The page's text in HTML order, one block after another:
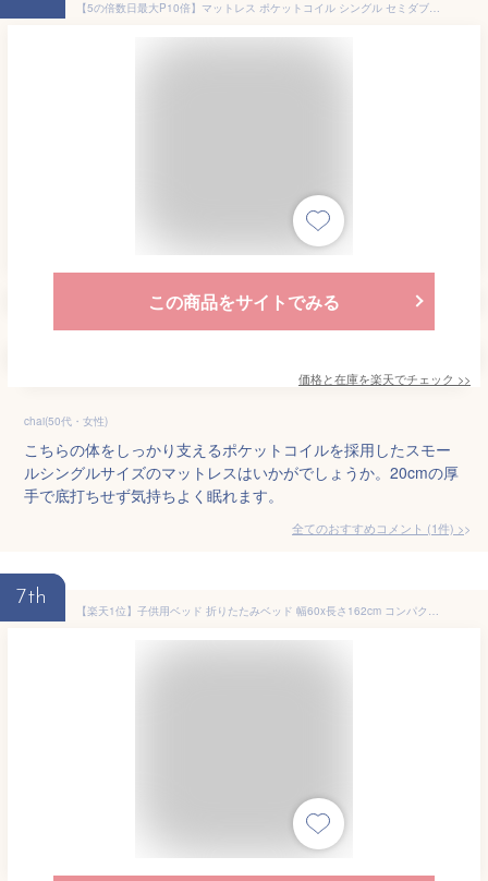
【5の倍数日最大P10倍】マットレス ポケットコイル シングル セミダブル ダブル スモールシングル セミシングル 3ゾーン構造 EN130P （片面仕様）調和のとれた 3ゾーン 寝姿勢補正 ベッド用マットレス 厚さ20cm 通気性 スプリングマットレス
この商品をサイトでみる
価格と在庫を楽天でチェック >>
chai(50代・女性)
こちらの体をしっかり支えるポケットコイルを採用したスモー
ルシングルサイズのマットレスはいかがでしょうか。20cmの厚
手で底打ちせず気持ちよく眠れます。
全てのおすすめコメント (1件) >
7th
【楽天1位】子供用ベッド 折りたたみベッド 幅60x長さ162cm コンパクト 四つ折り 小型ベッド ミニベッド スモール シングル 折り畳みベッド 簡易ベッド 子供部屋 マットレス一体型 省スペース キャスター付き 折りたたみコンパクトベッド 1年保証 ★[送料無料]